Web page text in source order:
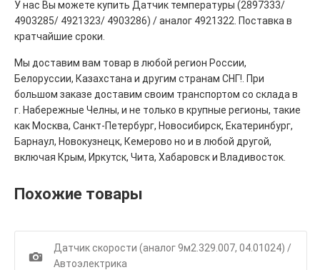
У нас Вы можете купить Датчик температуры (2897333/
4903285/ 4921323/ 4903286) / аналог 4921322. Поставка в
кратчайшие сроки.
Мы доставим вам товар в любой регион России,
Белоруссии, Казахстана и другим странам СНГ!. При
большом заказе доставим своим транспортом со склада в
г. Набережные Челны, и не только в крупные регионы, такие
как Москва, Санкт-Петербург, Новосибирск, Екатеринбург,
Барнаул, Новокузнецк, Кемерово но и в любой другой,
включая Крым, Иркутск, Чита, Хабаровск и Владивосток.
Похожие товары
1
Датчик скорости (аналог 9м2.329.007, 04.01024) /
Автоэлектрика